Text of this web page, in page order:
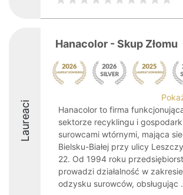
Laureaci
Hanacolor - Skup Złomu
Hanacolor to firma
sektorze recyklingu i
surowcami wtórnymi, mająca
Bielsku-Białej przy ulicy
22. Od 1994 roku
prowadzi działalność w zakresie
odzysku surowców, obsługując